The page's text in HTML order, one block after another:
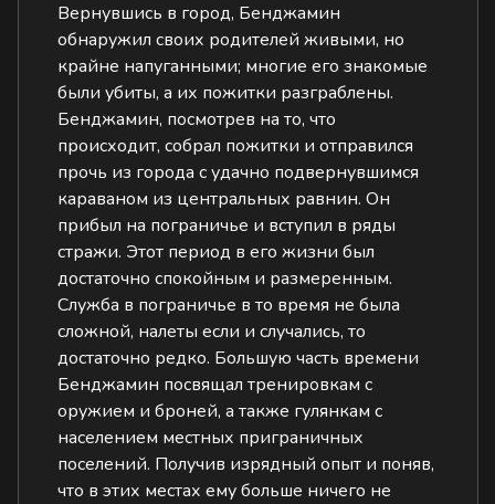
Вернувшись в город, Бенджамин
обнаружил своих родителей живыми, но
крайне напуганными; многие его знакомые
были убиты, а их пожитки разграблены.
Бенджамин, посмотрев на то, что
происходит, собрал пожитки и отправился
прочь из города с удачно подвернувшимся
караваном из центральных равнин. Он
прибыл на пограничье и вступил в ряды
стражи. Этот период в его жизни был
достаточно спокойным и размеренным.
Служба в пограничье в то время не была
сложной, налеты если и случались, то
достаточно редко. Большую часть времени
Бенджамин посвящал тренировкам с
оружием и броней, а также гулянкам с
населением местных приграничных
поселений. Получив изрядный опыт и поняв,
что в этих местах ему больше ничего не